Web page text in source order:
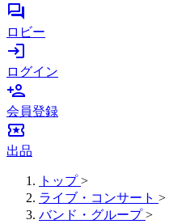
forum
ロビー
login
ログイン
person_add
会員登録
local_activity
出品
トップ >
ライブ・コンサート >
バンド・グループ >